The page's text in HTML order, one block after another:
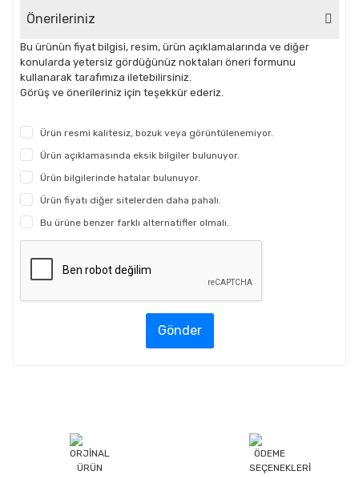
Önerileriniz
Bu ürünün fiyat bilgisi, resim, ürün açıklamalarında ve diğer
konularda yetersiz gördüğünüz noktaları öneri formunu
kullanarak tarafımıza iletebilirsiniz.
Görüş ve önerileriniz için teşekkür ederiz.
Ürün resmi kalitesiz, bozuk veya görüntülenemiyor.
Ürün açıklamasında eksik bilgiler bulunuyor.
Ürün bilgilerinde hatalar bulunuyor.
Ürün fiyatı diğer sitelerden daha pahalı.
Bu ürüne benzer farklı alternatifler olmalı.
Gönder